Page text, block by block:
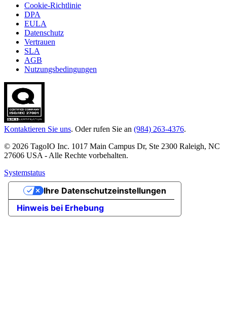
Cookie-Richtlinie
DPA
EULA
Datenschutz
Vertrauen
SLA
AGB
Nutzungsbedingungen
Kontaktieren Sie uns. Oder rufen Sie an (984) 263-4376.
© 2026 TagoIO Inc. 1017 Main Campus Dr, Ste 2300 Raleigh, NC
27606 USA - Alle Rechte vorbehalten.
Systemstatus
Hinweis bei Erhebung
Ihre Datenschutzeinstellungen